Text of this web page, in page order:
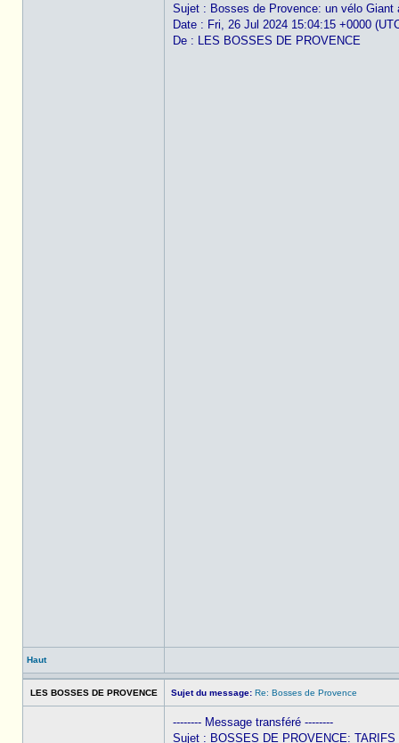
Sujet : Bosses de Provence: un vélo Giant
Date : Fri, 26 Jul 2024 15:04:15 +0000
De : LES BOSSES DE PROVENCE
Haut
LES BOSSES DE PROVENCE Sujet du message: Re: Bosses de Provence
-------- Message transféré --------
Sujet : BOSSES DE PROVENCE: